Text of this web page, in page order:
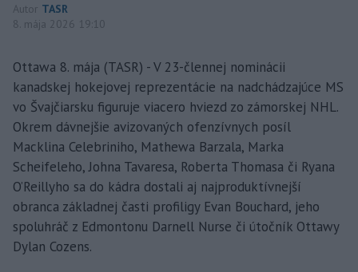
Autor TASR
8. mája 2026 19:10
Ottawa 8. mája (TASR) - V 23-člennej nominácii
kanadskej hokejovej reprezentácie na nadchádzajúce MS
vo Švajčiarsku figuruje viacero hviezd zo zámorskej NHL.
Okrem dávnejšie avizovaných ofenzívnych posíl
Macklina Celebriniho, Mathewa Barzala, Marka
Scheifeleho, Johna Tavaresa, Roberta Thomasa či Ryana
O’Reillyho sa do kádra dostali aj najproduktívnejší
obranca základnej časti profiligy Evan Bouchard, jeho
spoluhráč z Edmontonu Darnell Nurse či útočník Ottawy
Dylan Cozens.